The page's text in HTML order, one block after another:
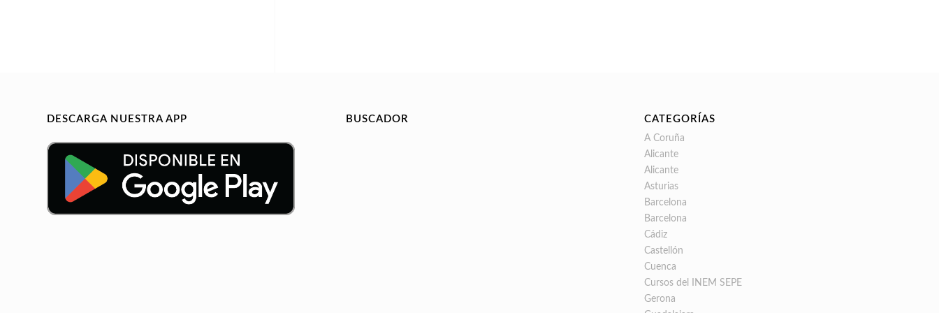
DESCARGA NUESTRA APP BUSCADOR CATEGORÍAS
A Coruña
Alicante
Alicante
Asturias
Barcelona
Barcelona
Cádiz
Castellón
Cuenca
Cursos del INEM SEPE
Gerona